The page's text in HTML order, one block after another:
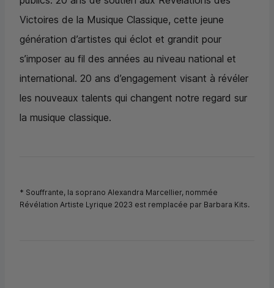
Victoires de la Musique Classique, cette jeune
génération d’artistes qui éclot et grandit pour
s’imposer au fil des années au niveau national et
international. 20 ans d’engagement visant à révéler
les nouveaux talents qui changent notre regard sur
la musique classique.
* Souffrante, la soprano Alexandra Marcellier, nommée
Révélation Artiste Lyrique 2023 est remplacée par Barbara Kits.